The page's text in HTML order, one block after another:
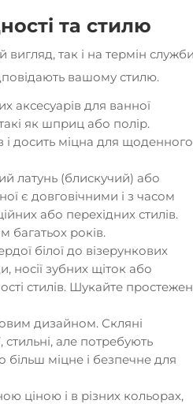
та стилю
вигляд, так і на термін
вашому стилю.
аксесуарів для ванної
як шприц або полір.
і досить міцна для щоденного
латунь (блискучий) або
є довговічними і з часом
або перехідних стилів.
багатьох років.
білої до візерункових
носії зубних щіток або
стилів. Шукайте
дизайном. Скляні
стильні, але потребують
міцне і безпечне для
ціною і в різних кольорах,